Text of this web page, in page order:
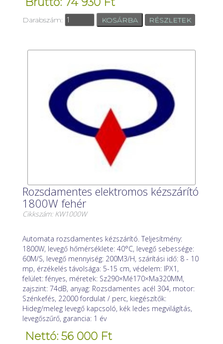
Darabszám: RÉSZLETEK
Rozsdamentes elektromos kézszárító
1800W fehér
Cikkszám: KW1000W
Automata rozsdamentes kézszárító. Teljesítmény:
1800W, levegő hőmérséklete: 40°C, levegő sebessége:
60M/S, levegő mennyiség: 200M3/H, szárítási idő: 8 - 10
mp, érzékelés távolsága: 5-15 cm, védelem: IPX1,
felület: fényes, méretek: Sz290×Mé170×Ma320MM,
zajszint: 74dB, anyag: Rozsdamentes acél 304, motor:
Szénkefés, 22000 fordulat / perc, kiegészítők:
Hideg/meleg levegő kapcsoló, kék ledes megvilágítás,
levegőszűrő, garancia: 1 év
Nettó: 56 000 Ft